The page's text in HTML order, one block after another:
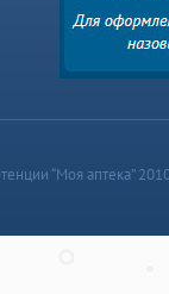
“Моя аптека”